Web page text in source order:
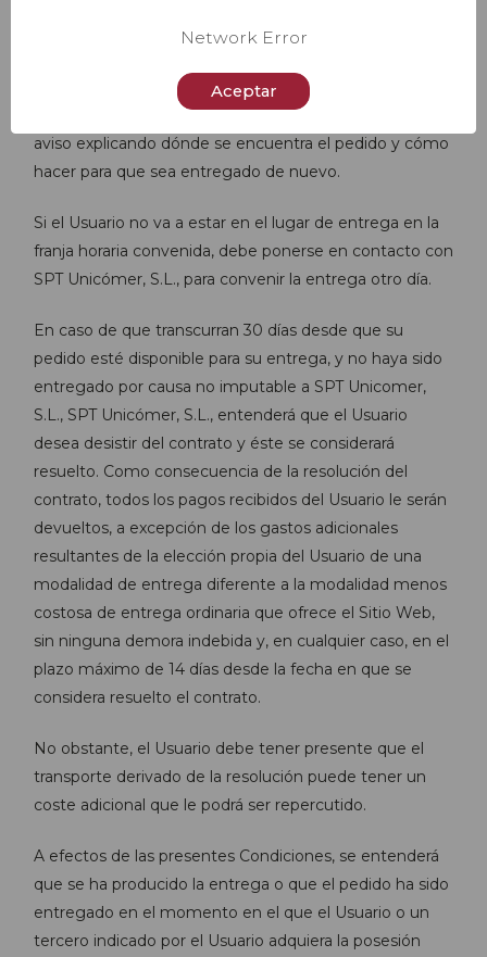
por ausencia del Usuario, el pedido podría ser devuelto
al almacén. No obstante, el transportista dejaría un
aviso explicando dónde se encuentra el pedido y cómo
hacer para que sea entregado de nuevo.
Si el Usuario no va a estar en el lugar de entrega en la
franja horaria convenida, debe ponerse en contacto con
SPT Unicómer, S.L., para convenir la entrega otro día.
En caso de que transcurran 30 días desde que su
pedido esté disponible para su entrega, y no haya sido
entregado por causa no imputable a SPT Unicomer,
S.L., SPT Unicómer, S.L., entenderá que el Usuario
desea desistir del contrato y éste se considerará
resuelto. Como consecuencia de la resolución del
contrato, todos los pagos recibidos del Usuario le serán
devueltos, a excepción de los gastos adicionales
resultantes de la elección propia del Usuario de una
modalidad de entrega diferente a la modalidad menos
costosa de entrega ordinaria que ofrece el Sitio Web,
sin ninguna demora indebida y, en cualquier caso, en el
plazo máximo de 14 días desde la fecha en que se
considera resuelto el contrato.
No obstante, el Usuario debe tener presente que el
transporte derivado de la resolución puede tener un
coste adicional que le podrá ser repercutido.
A efectos de las presentes Condiciones, se entenderá
que se ha producido la entrega o que el pedido ha sido
entregado en el momento en el que el Usuario o un
tercero indicado por el Usuario adquiera la posesión
Network Error
Aceptar